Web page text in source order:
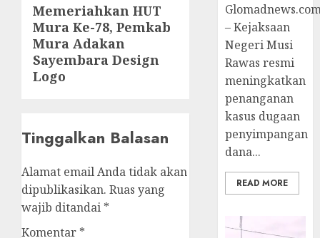
Next
post:
Memeriahkan HUT
Mura Ke-78, Pemkab
Mura Adakan
Sayembara Design
Logo
Tinggalkan Balasan
Alamat email Anda tidak akan
dipublikasikan. Ruas yang
wajib ditandai *
Komentar *
– Kejaksaan
Negeri Musi
Rawas resmi
meningkatkan
penanganan
kasus dugaan
penyimpangan
dana...
READ MORE